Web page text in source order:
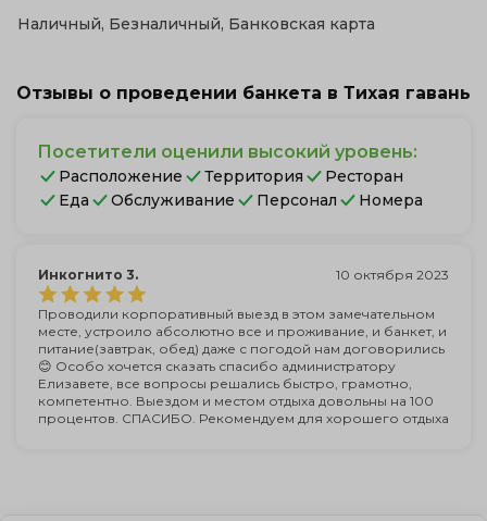
Наличный, Безналичный, Банковская карта
Отзывы о проведении банкета в Тихая гавань
Посетители оценили высокий уровень:
Расположение Территория
Ресторан
Еда
Обслуживание Персонал Номера
Инкогнито 3. 10 октября 2023
Проводили корпоративный выезд в этом замечательном
месте, устроило абсолютно все и проживание, и банкет, и
питание(завтрак, обед) даже с погодой нам договорились
😊 Особо хочется сказать спасибо администратору
Елизавете, все вопросы решались быстро, грамотно,
компетентно. Выездом и местом отдыха довольны на 100
процентов. СПАСИБО. Рекомендуем для хорошего отдыха